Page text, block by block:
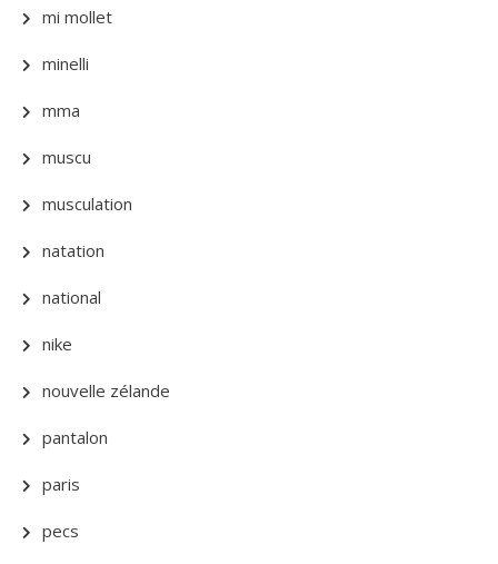
mi mollet
minelli
mma
muscu
musculation
natation
national
nike
nouvelle zélande
pantalon
paris
pecs